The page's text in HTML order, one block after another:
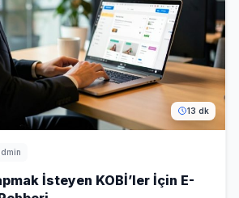
13 dk
İsteyen KOBİ’ler İçin E-